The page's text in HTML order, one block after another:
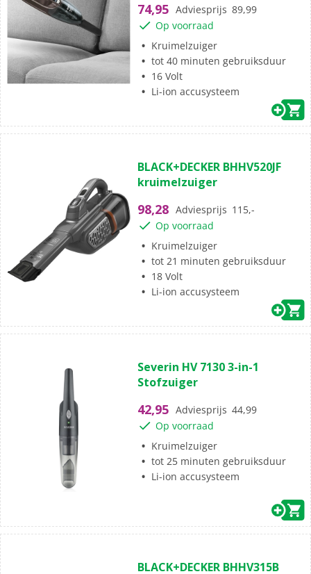
sterren.
8
beoordelingen
74,95 Adviesprijs 89,99
Op voorraad
Kruimelzuiger
tot 40 minuten gebruiksduur
16 Volt
Li-ion accusysteem
van
de
sterren.
1
beoordeling
BLACK+DECKER BHHV520JF
kruimelzuiger
98,28 Adviesprijs 115,-
Op voorraad
Kruimelzuiger
tot 21 minuten gebruiksduur
18 Volt
Li-ion accusysteem
van
de
sterren.
Severin HV 7130 3-in-1
Stofzuiger
42,95 Adviesprijs 44,99
Op voorraad
Kruimelzuiger
tot 25 minuten gebruiksduur
Li-ion accusysteem
van
BLACK+DECKER BHHV315B